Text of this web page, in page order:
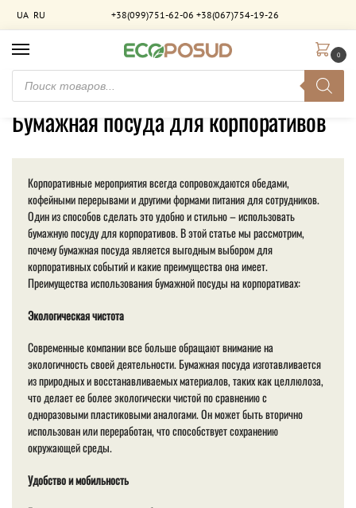
UA RU +38(099)751-62-06 +38(067)754-19-26
0
Главная / Товары с меткой «Бумажная посуда для корпоративов»
Бумажная посуда для корпоративов
Корпоративные мероприятия всегда сопровождаются обедами,
кофейными перерывами и другими формами питания для сотрудников.
Один из способов сделать это удобно и стильно – использовать
бумажную посуду для корпоративов. В этой статье мы рассмотрим,
почему бумажная посуда является выгодным выбором для
корпоративных событий и какие преимущества она имеет.
Преимущества использования бумажной посуды на корпоративах:
Экологическая чистота
Современные компании все больше обращают внимание на
экологичность своей деятельности. Бумажная посуда изготавливается
из природных и восстанавливаемых материалов, таких как целлюлоза,
что делает ее более экологически чистой по сравнению с
одноразовыми пластиковыми аналогами. Он может быть вторично
использован или переработан, что способствует сохранению
окружающей среды.
Удобство и мобильность